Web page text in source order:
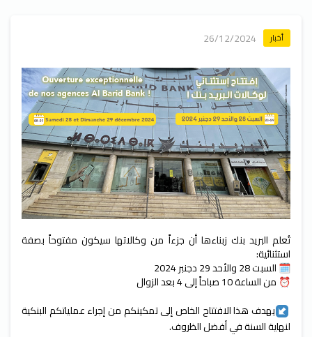
أخبار 26/12/2024
تُعلم البريد بنك زبناءها أن جزءاً من وكالاتها سيكون مفتوحاً بصفة
استثنائية:
🗓️ السبت 28 والأحد 29 دجنبر 2024
⏰ من الساعة 10 صباحاً إلى 4 بعد الزوال
يهدف هذا الافتتاح الخاص إلى تمكينكم من إجراء عملياتكم البنكية
لنهاية السنة في أفضل الظروف.